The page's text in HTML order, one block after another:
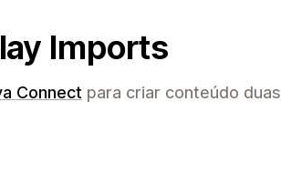
Imports
Connect para criar conteúdo duas